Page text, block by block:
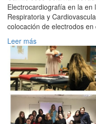
Electrocardiografía en la en
Respiratoria y
colocación de electrodos
Leer más